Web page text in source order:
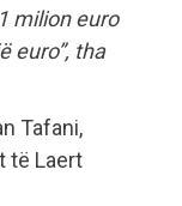
milion euro
euro”, tha
Tafani,
të Laert